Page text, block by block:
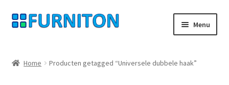
Ga
door
navigatie
Ga
naar
inhoud
Menu
Home Producten getagged “Universele dubbele haak”